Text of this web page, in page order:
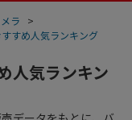
ラ
>
すめ人気ランキング
人気ランキン